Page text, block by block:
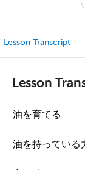
Lesson Transcript
Lesson
油を育てる
油を持っている